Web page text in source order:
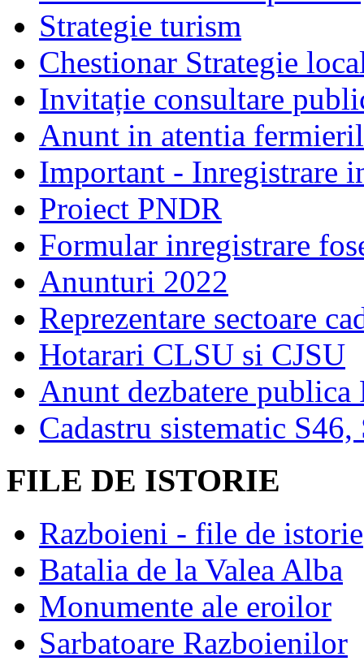
Strategie turism
Chestionar Strategie
Invitație consultare
Anunt in atentia
Important - Inregistrare
Proiect PNDR
Formular inregistrare
Anunturi 2022
Reprezentare sectoare
Hotarari CLSU si CJSU
Anunt dezbatere publica
Cadastru sistematic S46,
FILE DE ISTORIE
Razboieni - file de istorie
Batalia de la Valea Alba
Monumente ale eroilor
Sarbatoare Razboienilor